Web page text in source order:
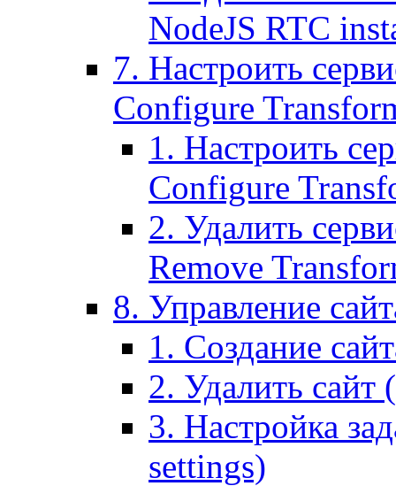
NodeJS RTC
7. Настроить
Configure
1. Настроить
Configure
2. Удалить
Remove
8. Управление
1. Создание
2. Удалить сайт
3. Настройка
settings)